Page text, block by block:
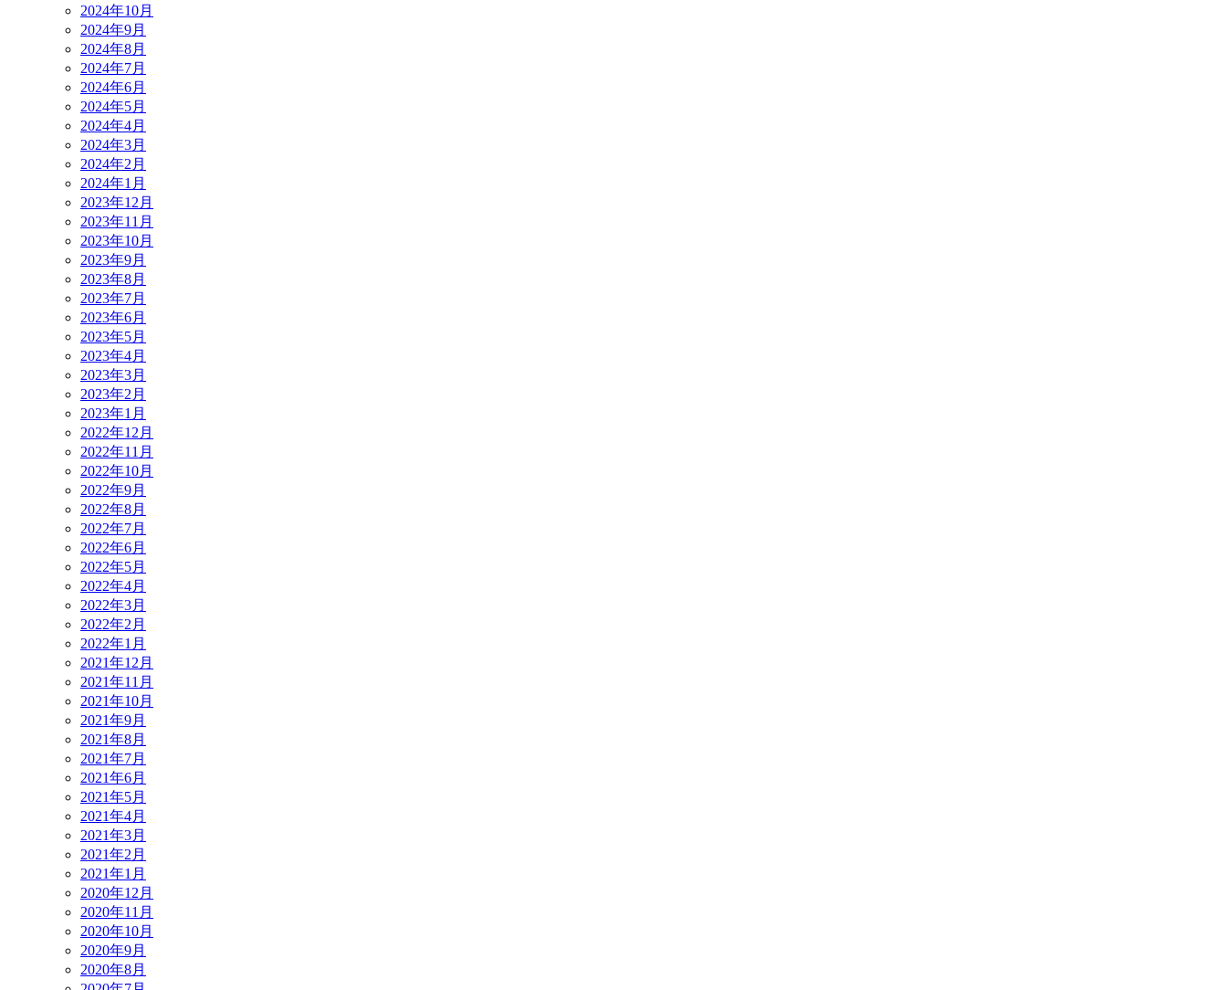
2024年10月
2024年9月
2024年8月
2024年7月
2024年6月
2024年5月
2024年4月
2024年3月
2024年2月
2024年1月
2023年12月
2023年11月
2023年10月
2023年9月
2023年8月
2023年7月
2023年6月
2023年5月
2023年4月
2023年3月
2023年2月
2023年1月
2022年12月
2022年11月
2022年10月
2022年9月
2022年8月
2022年7月
2022年6月
2022年5月
2022年4月
2022年3月
2022年2月
2022年1月
2021年12月
2021年11月
2021年10月
2021年9月
2021年8月
2021年7月
2021年6月
2021年5月
2021年4月
2021年3月
2021年2月
2021年1月
2020年12月
2020年11月
2020年10月
2020年9月
2020年8月